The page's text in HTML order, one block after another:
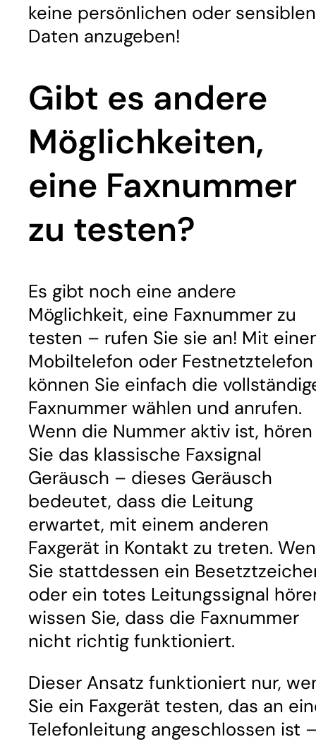
keine persönlichen oder sensiblen
Daten anzugeben!
Gibt es andere
Möglichkeiten,
eine Faxnummer
zu testen?
Es gibt noch eine andere
Möglichkeit, eine Faxnummer zu
testen – rufen Sie sie an! Mit
Mobiltelefon oder Festnetztelefon
können Sie einfach die
Faxnummer wählen und anrufen.
Wenn die Nummer aktiv ist, hören
Sie das klassische Faxsignal
Geräusch – dieses Geräusch
bedeutet, dass die Leitung
erwartet, mit einem anderen
Faxgerät in Kontakt zu treten.
Sie stattdessen ein
oder ein totes Leitungssignal
wissen Sie, dass die Faxnummer
nicht richtig funktioniert.
Dieser Ansatz funktioniert nur,
Sie ein Faxgerät testen, das an
Telefonleitung angeschlossen ist